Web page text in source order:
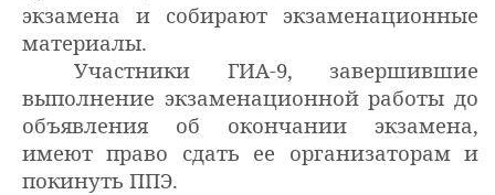
экзамена и собирают экзаменационные
материалы.
Участники ГИА-9, завершившие
выполнение экзаменационной работы до
объявления об окончании экзамена,
имеют право сдать ее организаторам и
покинуть ППЭ.